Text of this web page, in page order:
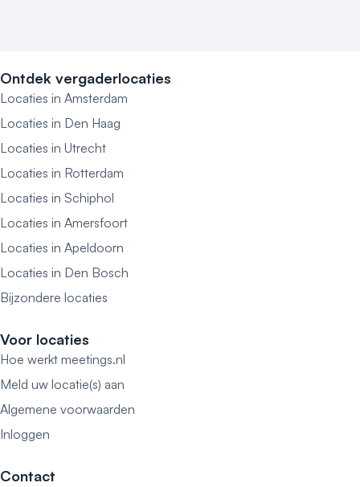
Ontdek vergaderlocaties
Locaties in Amsterdam
Locaties in Den Haag
Locaties in Utrecht
Locaties in Rotterdam
Locaties in Schiphol
Locaties in Amersfoort
Locaties in Apeldoorn
Locaties in Den Bosch
Bijzondere locaties
Voor locaties
Hoe werkt meetings.nl
Meld uw locatie(s) aan
Algemene voorwaarden
Inloggen
Contact